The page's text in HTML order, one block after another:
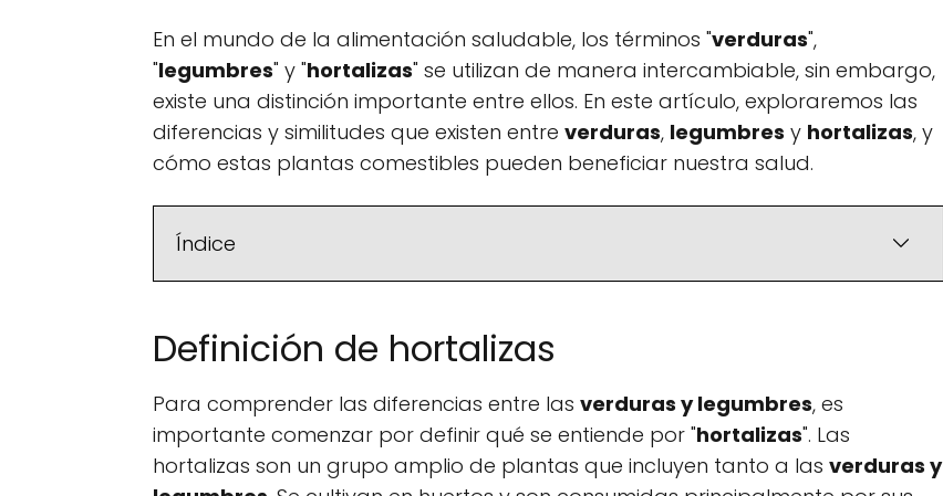
En el mundo de la alimentación saludable, los términos "verduras",
"legumbres" y "hortalizas" se utilizan de manera intercambiable, sin embargo,
existe una distinción importante entre ellos. En este artículo, exploraremos las
diferencias y similitudes que existen entre verduras, legumbres y hortalizas, y
cómo estas plantas comestibles pueden beneficiar nuestra salud.
Índice
Definición de hortalizas
Para comprender las diferencias entre las verduras y legumbres, es
importante comenzar por definir qué se entiende por "hortalizas". Las
hortalizas son un grupo amplio de plantas que incluyen tanto a las verduras y